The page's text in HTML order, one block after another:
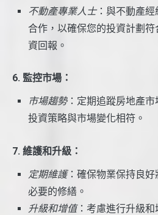
不動產專業人士：與不動產經
合作，以確保您的投資計劃
資回報。
6. 監控市場：
市場趨勢：定期追蹤房地產
投資策略與市場變化相符。
7. 維護和升級：
定期維護：確保物業保持良
必要的修繕。
升級和增值：考慮進行升級